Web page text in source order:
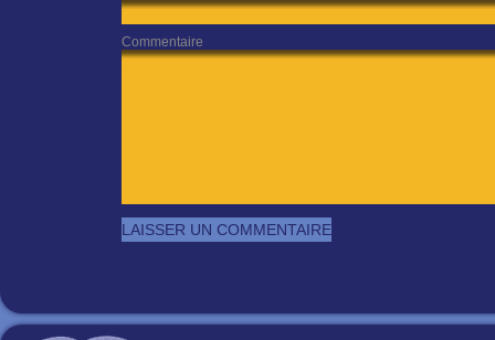
Commentaire